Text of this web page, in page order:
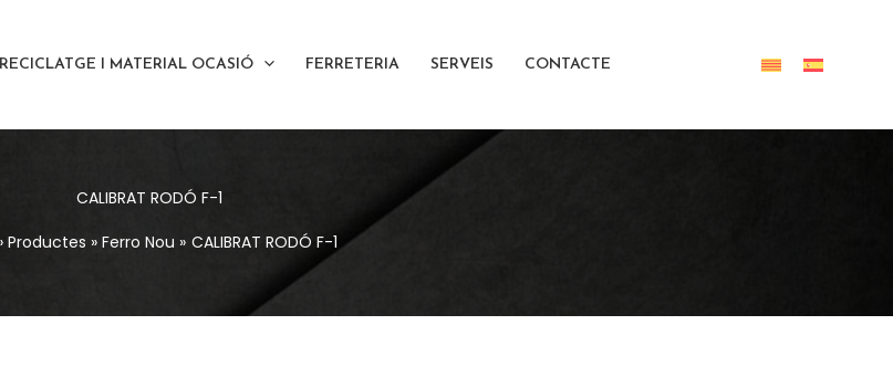
RECICLATGE I MATERIAL OCASIÓ FERRETERIA SERVEIS CONTACTE
CALIBRAT RODÓ F-1
Productes Ferro Nou CALIBRAT RODÓ F-1